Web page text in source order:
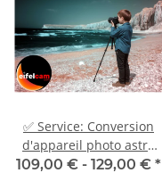
✅ Service: Conversion
d'appareil photo astro
Canon spectre complet
109,00 € - 129,00 € *